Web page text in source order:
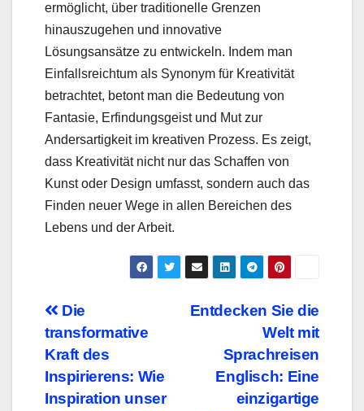
ermöglicht, über traditionelle Grenzen
hinauszugehen und innovative
Lösungsansätze zu entwickeln. Indem man
Einfallsreichtum als Synonym für Kreativität
betrachtet, betont man die Bedeutung von
Fantasie, Erfindungsgeist und Mut zur
Andersartigkeit im kreativen Prozess. Es zeigt,
dass Kreativität nicht nur das Schaffen von
Kunst oder Design umfasst, sondern auch das
Finden neuer Wege in allen Bereichen des
Lebens und der Arbeit.
Beitragsnavigation
Entdecken Sie die
Welt mit
Sprachreisen
Englisch: Eine
einzigartige
Die
transformative
Kraft des
Inspirierens: Wie
Inspiration unser